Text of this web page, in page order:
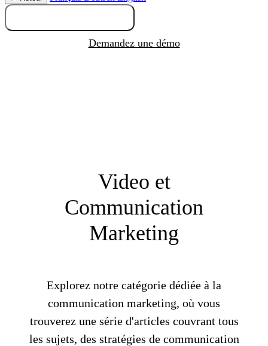
Demandez une démo
Video et
Communication
Marketing
Explorez notre catégorie dédiée à la
communication marketing, où vous
trouverez une série d'articles couvrant tous
les sujets, des stratégies de communication